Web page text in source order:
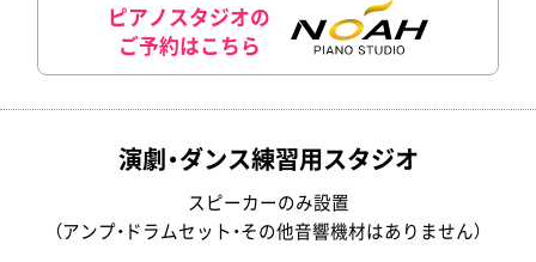
ピアノスタジオの
ご予約はこちら
演劇・ダンス練習用スタジオ
スピーカーのみ設置
（アンプ・ドラムセット・その他音響機材はありません）